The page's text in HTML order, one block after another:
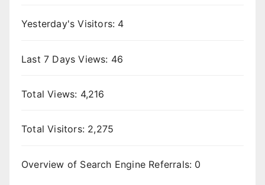
Yesterday's Visitors: 4
Last 7 Days Views: 46
Total Views: 4,216
Total Visitors: 2,275
Overview of Search Engine Referrals: 0